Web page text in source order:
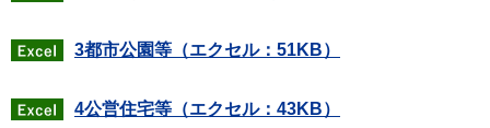
3都市公園等（エクセル：51KB）
4公営住宅等（エクセル：43KB）